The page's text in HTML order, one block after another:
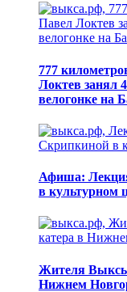
777
Локтев занял
велогонке на
Афиша:
в культурном
Жителя Выксы
Нижнем